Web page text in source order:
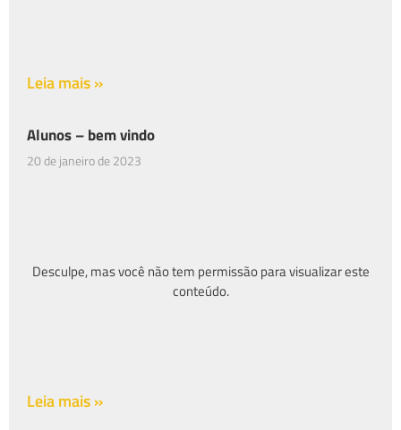
Leia mais »
Alunos – bem vindo
20 de janeiro de 2023
Desculpe, mas você não tem permissão para visualizar este
conteúdo.
Leia mais »